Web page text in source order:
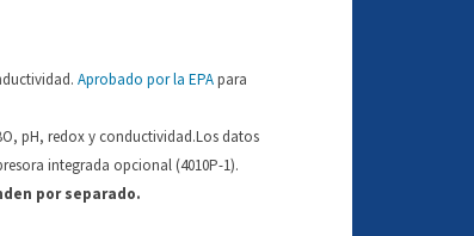
Aprobado por la EPApara
pH, redox y conductividad.Los datos
integrada opcional (4010P-1).
por separado.